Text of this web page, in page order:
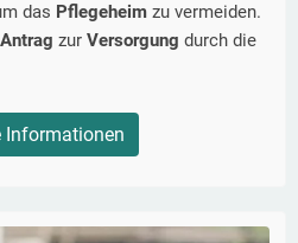
das Pflegeheim zu vermeiden.
Antrag zur Versorgung durch die
Informationen